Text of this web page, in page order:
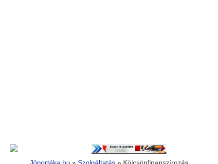
Jóportéka.hu » Szolgáltatás » Kölcsönfinanszírozás